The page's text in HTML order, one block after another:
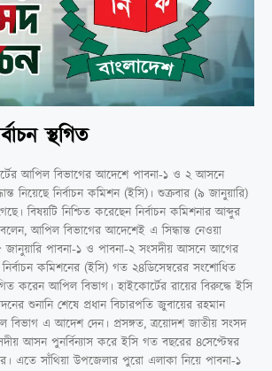
স্থগিত
আপিল বিভাগের আদেশে পাবনা-১ ও ২ আসনে
নিয়েছে নির্বাচন কমিশন (ইসি)। শুক্রবার (৯ জানুয়ারি)
বিষয়টি নিশ্চিত করেছেন নির্বাচন কমিশনার আব্দুর
আপিল বিভাগের আদেশেই এ সিন্ধান্ত নেওয়া
পাবনা-১ ও পাবনা-২ সংসদীয় আসনে আগের
নির্বাচন কমিশনের (ইসি) গত ২৪ডিসেম্বরের সংশোধিত
করেন আপিল বিভাগ। হাইকোর্টের রায়ের বিরুদ্ধে ইসি
শুনানি শেষে প্রধান বিচারপতি জুবায়ের রহমান
বিভাগ এ আদেশ দেন। প্রসঙ্গত, ত্রয়োদশ জাতীয় সংসদ
আসন পুনর্বিন্যাস করে ইসি গত বছরের ৪সেপ্টেম্বর
এতে সাঁথিয়া উপজেলার পুরো এলাকা নিয়ে পাবনা-১